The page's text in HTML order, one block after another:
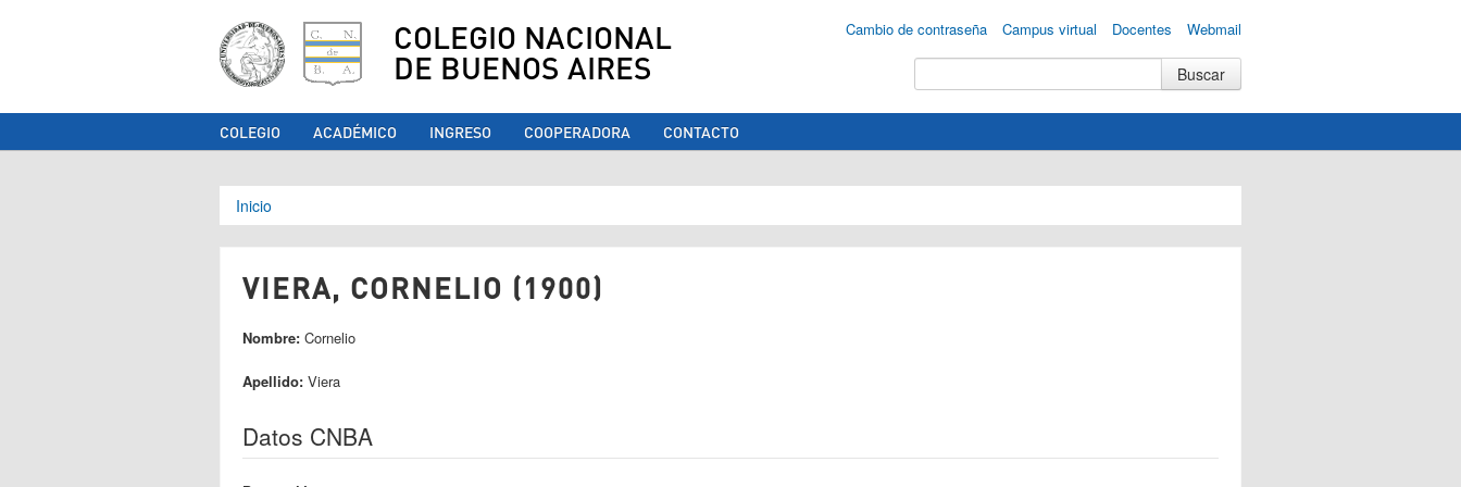
COLEGIO NACIONAL
DE BUENOS AIRES
Cambio de contraseña Campus virtual Docentes Webmail
COLEGIO ACADÉMICO INGRESO COOPERADORA CONTACTO
Se encuentra usted aquí
Inicio
VIERA, CORNELIO (1900)
Nombre: Cornelio
Apellido: Viera
Datos CNBA